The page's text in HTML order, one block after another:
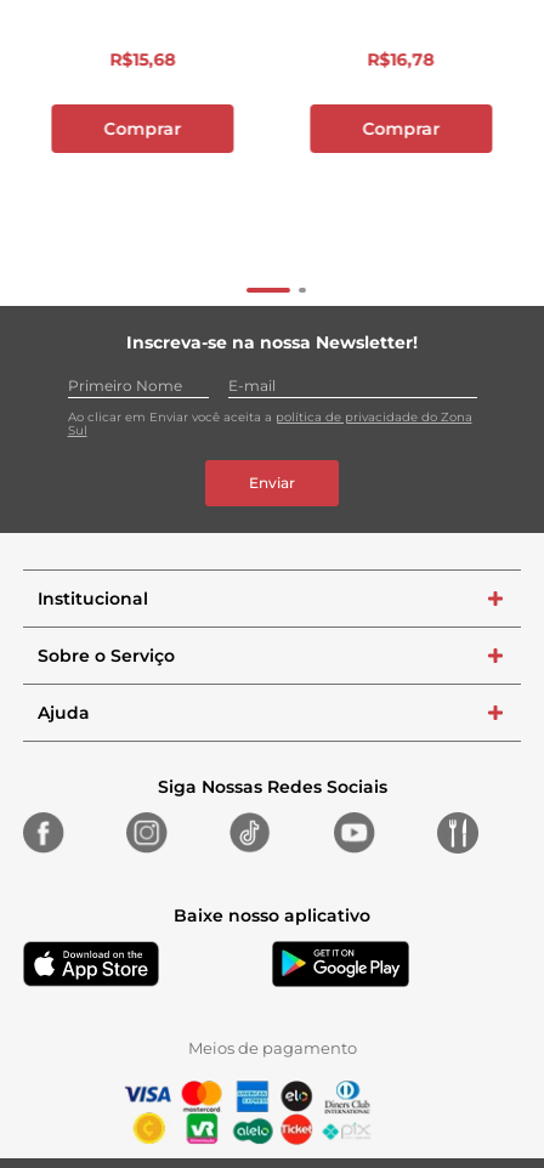
R$15,68
Comprar
R$16,78
Comprar
Inscreva-se na nossa Newsletter!
Ao clicar em Enviar você aceita a política de privacidade do Zona
Sul
Enviar
Institucional +
Sobre o Serviço +
Ajuda +
Siga Nossas Redes Sociais
Baixe nosso aplicativo
Meios de pagamento